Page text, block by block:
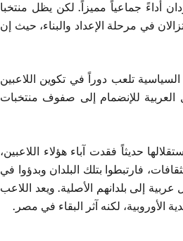
أداءً جماعياً مميزاً. لكن يظل منتخبا
في مرحلة الإعداد والبناء، حيث إن
تلعب دوراً في تكوين اللاعبين
العربية للإنضمام إلى صفوف منتخبات
حديثاً فقدت آباء هؤلاء اللاعبين،
فارتبطوا بتلك البلدان وبدؤوا في
إلى بلدانهم الأصلية. ويعد اللاعب
الأوروبية، لكنه آثر البقاء في مصر.